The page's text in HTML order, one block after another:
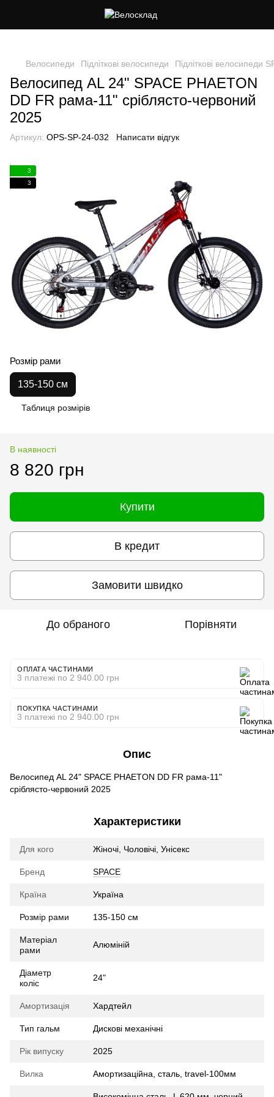
Велосипеди Підліткові велосипеди Підліткові велосипеди
Велосипед AL 24" SPACE PHAETON
DD FR рама-11" сріблясто-червоний
2025
Артикул: OPS-SP-24-032 Написати відгук
3
3
Розмір рами
135-150 см
Таблиця розмірів
В наявності
8 820 грн
Купити
В кредит
Замовити швидко
До обраного Порівняти
ОПЛАТА ЧАСТИНАМИ
3 платежі по 2 940.00 грн
ПОКУПКА ЧАСТИНАМИ
3 платежі по 2 940.00 грн
Опис
Велосипед AL 24" SPACE PHAETON DD FR рама-11"
сріблясто-червоний 2025
Характеристики
Для кого Жіночі, Чоловічі, Унісекс
Бренд SPACE
Країна Україна
Розмір рами 135-150 см
Матеріал
рами
Алюміній
Діаметр
коліс
24"
Амортизація Хардтейл
Тип гальм Дискові механічні
Рік випуску 2025
Вилка Амортизаційна, cталь, travel-100мм